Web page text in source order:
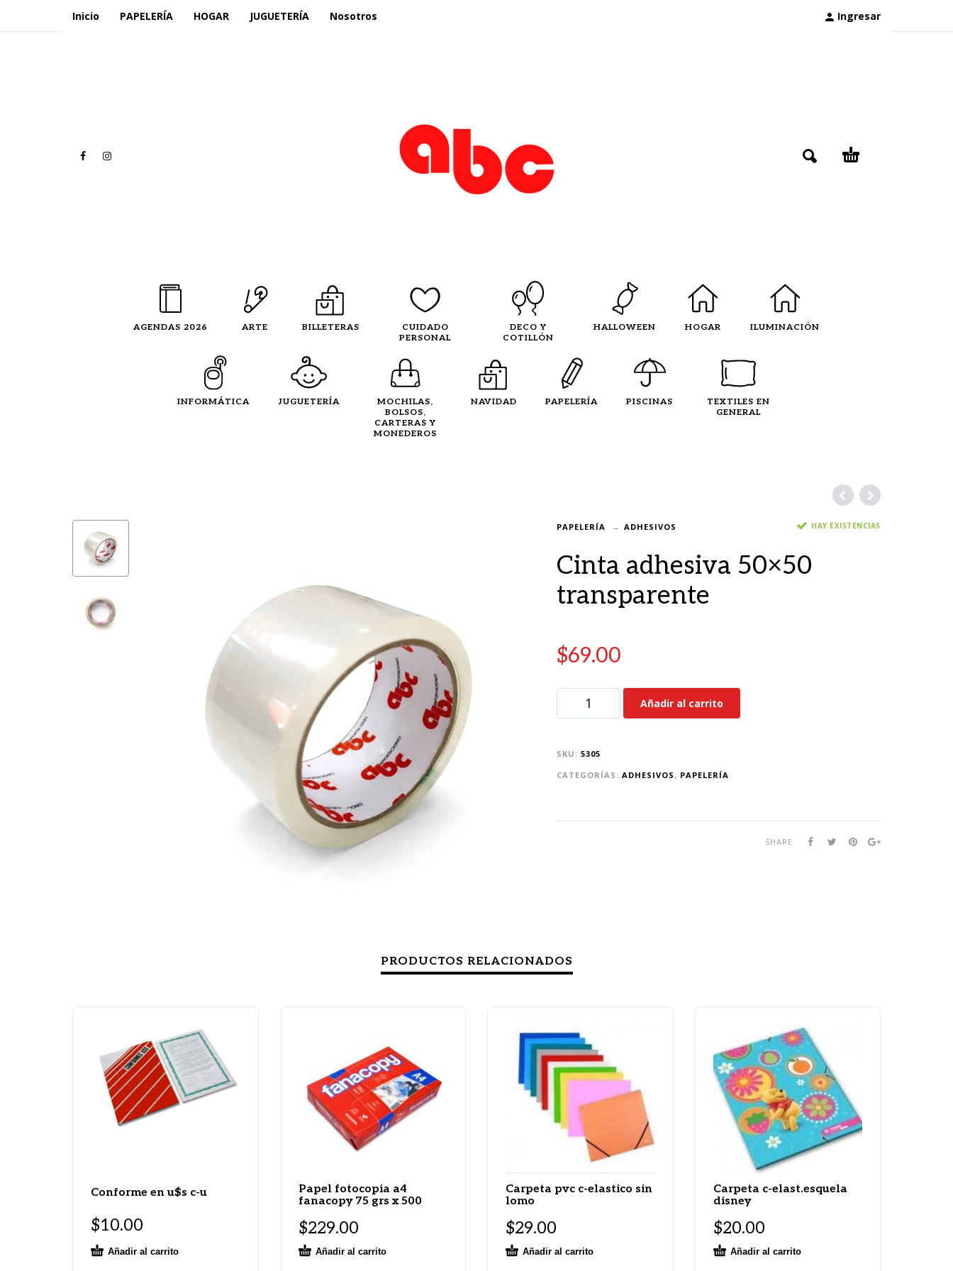
Ingresar
Inicio PAPELERÍA HOGAR JUGUETERÍA Nosotros
AGENDAS 2026 ARTE BILLETERAS
CUIDADO
PERSONAL
DECO Y
COTILLÓN
HALLOWEEN HOGAR ILUMINACIÓN
INFORMÁTICA JUGUETERÍA
MOCHILAS,
BOLSOS,
CARTERAS Y
MONEDEROS
NAVIDAD PAPELERÍA PISCINAS
TEXTILES EN
GENERAL
PAPELERÍA ADHESIVOS HAY EXISTENCIAS
Cinta adhesiva 50×50
transparente
$69.00
Añadir al carrito
SKU: 5305
CATEGORÍAS: ADHESIVOS, PAPELERÍA
SHARE
PRODUCTOS RELACIONADOS
Conforme en u$s c-u
$10.00
Añadir al carrito
Papel fotocopia a4
fanacopy 75 grs x 500
$229.00
Añadir al carrito
Carpeta pvc c-elastico sin
lomo
$29.00
Añadir al carrito
Carpeta c-elast.esquela
disney
$20.00
Añadir al carrito